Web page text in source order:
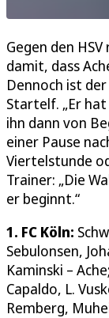
Gegen den
damit, dass
Dennoch ist
Startelf. „Er
ihn dann von
einer Pause
Viertelstunde
Trainer: „Die
er beginnt.“
1. FC Köln:
Sebulonsen,
Kaminski – Ache;
Capaldo, L.
Remberg,